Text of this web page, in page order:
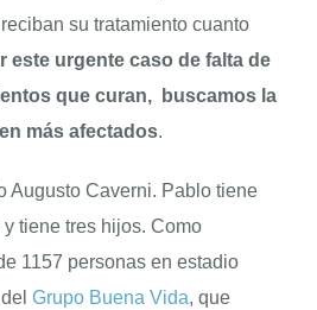
su tratamiento cuanto
este urgente caso de falta de
que curan, buscamos la
más afectados.
Augusto Caverni. Pablo tiene
tiene tres hijos. Como
1157 personas en estadio
Grupo Buena Vida, que